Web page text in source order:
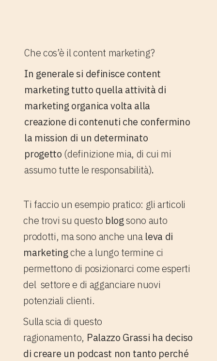
Che cos’è il content marketing?
In generale si definisce content
marketing tutto quella attività di
marketing organica volta alla
creazione di contenuti che confermino
la mission di un determinato
progetto (definizione mia, di cui mi
assumo tutte le responsabilità).
Ti faccio un esempio pratico: gli articoli
che trovi su questo blogsono auto
prodotti, ma sono anche una leva di
marketingche a lungo termine ci
permettono di posizionarci come esperti
del settore e di agganciare nuovi
potenziali clienti.
Sulla scia di questo
ragionamento, Palazzo Grassi ha deciso
di creare un podcast non tanto perché